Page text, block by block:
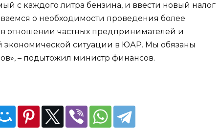
с каждого литра бензина, и ввести новый налог
о необходимости проведения более
отношении частных предпринимателей и
экономической ситуации в ЮАР. Мы обязаны
– подытожил министр финансов.